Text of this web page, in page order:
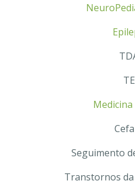
Seguimento
Transtornos